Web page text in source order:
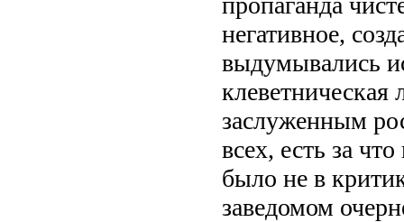
негативное,
выдумывались
заслуженным
всех, есть за
было не в
заведомом